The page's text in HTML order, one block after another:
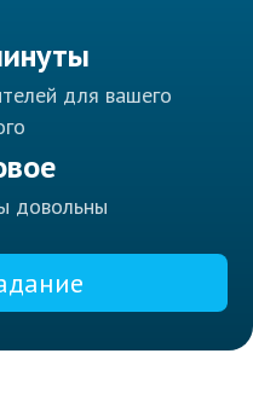
для вашего
довольны